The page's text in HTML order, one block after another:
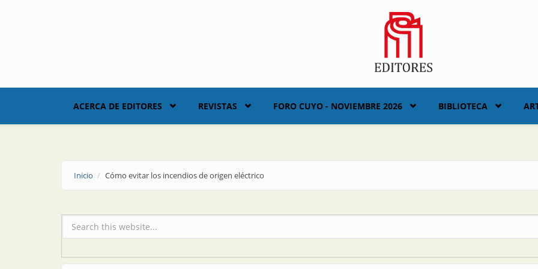
ACERCA DE EDITORES REVISTAS FORO CUYO - NOVIEMBRE 2026 BIBLIOTECA
Inicio Cómo evitar los incendios de origen eléctrico
Formulario de búsqueda